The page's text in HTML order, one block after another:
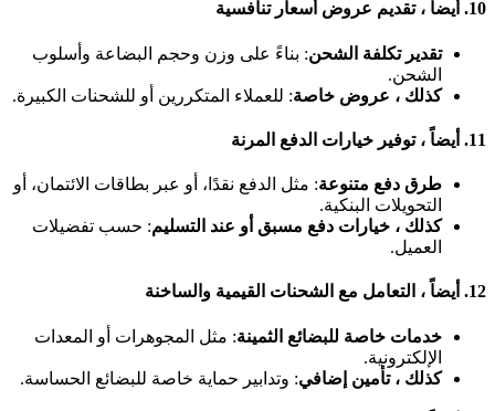
10. أيضاً ، تقديم عروض أسعار تنافسية
تقدير تكلفة الشحن: بناءً على وزن وحجم البضاعة وأسلوب
الشحن.
كذلك ، عروض خاصة: للعملاء المتكررين أو للشحنات الكبيرة.
11. أيضاً ، توفير خيارات الدفع المرنة
طرق دفع متنوعة: مثل الدفع نقدًا، أو عبر بطاقات الائتمان، أو
التحويلات البنكية.
كذلك ، خيارات دفع مسبق أو عند التسليم: حسب تفضيلات
العميل.
12. أيضاً ، التعامل مع الشحنات القيمية والساخنة
خدمات خاصة للبضائع الثمينة: مثل المجوهرات أو المعدات
الإلكترونية.
كذلك ، تأمين إضافي: وتدابير حماية خاصة للبضائع الحساسة.